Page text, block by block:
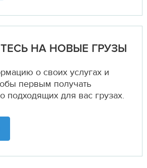
НА НОВЫЕ ГРУЗЫ
о своих услугах и
первым получать
подходящих для вас грузах.